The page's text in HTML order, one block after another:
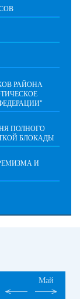
РАЙОНА
ПОЛНОГО
БЛОКАДЫ
И
Май